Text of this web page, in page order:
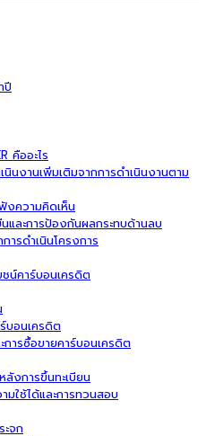
ปี
คืออะไร
นงานเพิ่มเติมจากการดำเนินงานตาม
งความคิดเห็น
ละการป้องกันผลกระทบด้านลบ
ารดำเนินโครงการ
ชน์คาร์บอนเครดิต
บอนเครดิต
ารซื้อขายคาร์บอนเครดิต
งการขึ้นทะเบียน
มใช้ได้และการทวนสอบ
ะจก